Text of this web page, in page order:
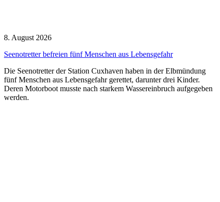
8. August 2026
Seenotretter befreien fünf Menschen aus Lebensgefahr
Die Seenotretter der Station Cuxhaven haben in der Elbmündung
fünf Menschen aus Lebensgefahr gerettet, darunter drei Kinder.
Deren Motorboot musste nach starkem Wassereinbruch aufgegeben
werden.